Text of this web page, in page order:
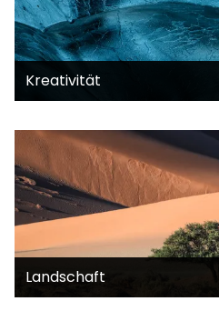
Kreativität
Landschaft